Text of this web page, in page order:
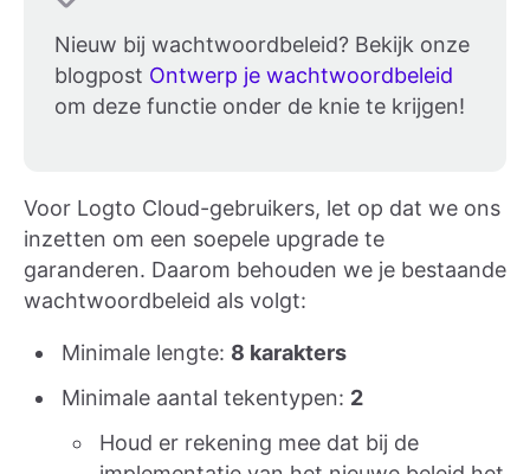
Nieuw bij wachtwoordbeleid? Bekijk onze
blogpost Ontwerp je wachtwoordbeleid
om deze functie onder de knie te krijgen!
Voor Logto Cloud-gebruikers, let op dat we ons
inzetten om een soepele upgrade te
garanderen. Daarom behouden we je bestaande
wachtwoordbeleid als volgt:
Minimale lengte: 8 karakters
Minimale aantal tekentypen: 2
Houd er rekening mee dat bij de